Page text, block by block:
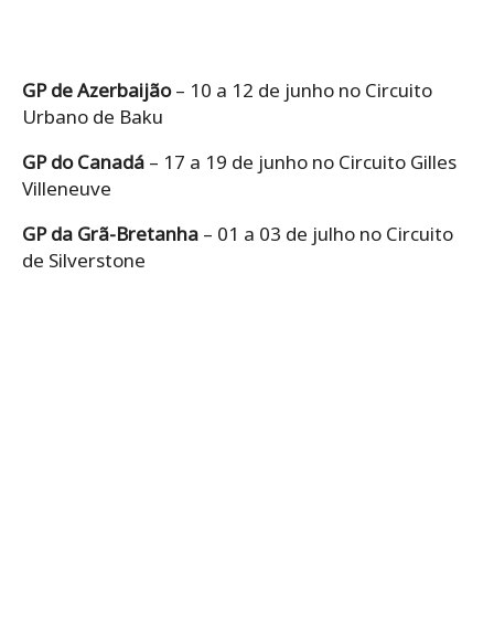
GP de Azerbaijão– 10 a 12 de junho no Circuito
Urbano de Baku
GP do Canadá – 17 a 19 de junho no Circuito Gilles
Villeneuve
GP da Grã-Bretanha – 01 a 03 de julho no Circuito
de Silverstone